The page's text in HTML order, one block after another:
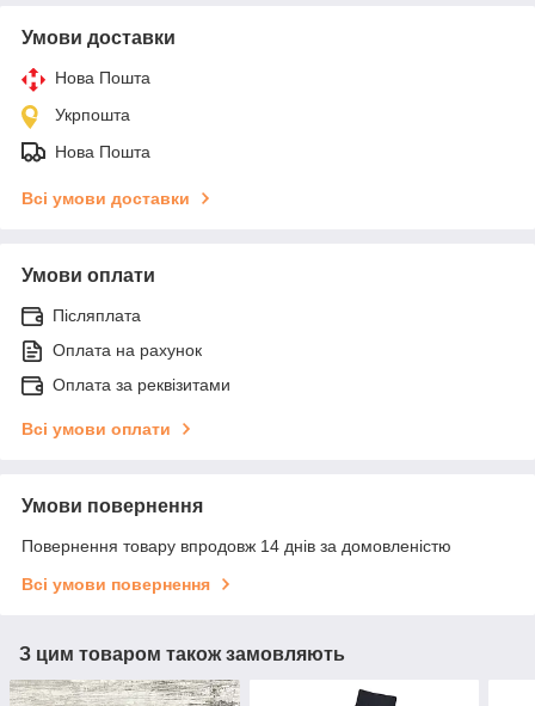
Умови доставки
Нова Пошта
Укрпошта
Нова Пошта
Всі умови доставки
Умови оплати
Післяплата
Оплата на рахунок
Оплата за реквізитами
Всі умови оплати
Умови повернення
Повернення товару впродовж 14 днів за домовленістю
Всі умови повернення
З цим товаром також замовляють